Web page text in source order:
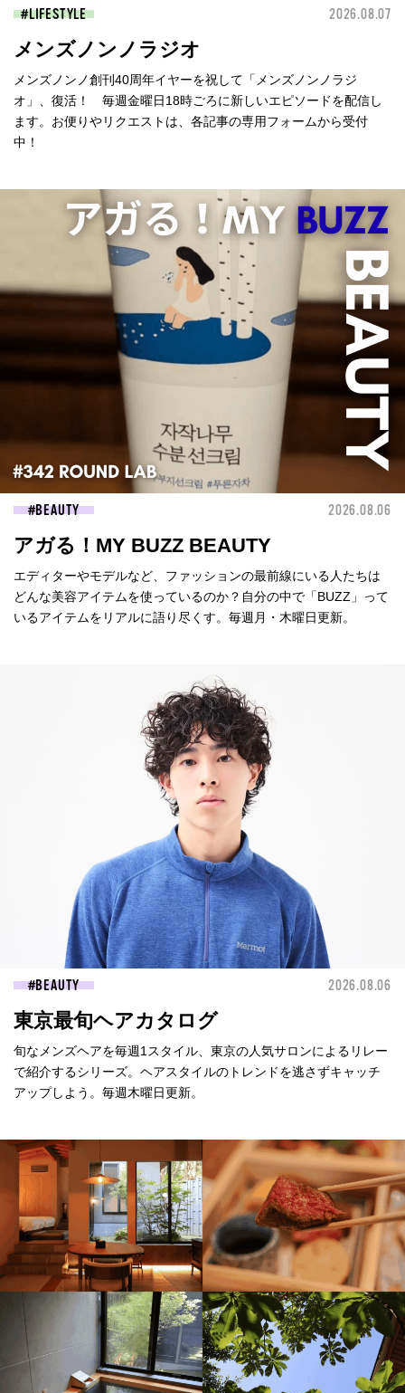
LIFESTYLE 2026.08.07
メンズノンノラジオ
メンズノンノ創刊40周年イヤーを祝して「メンズノンノラジ
オ」、復活！ 毎週金曜日18時ごろに新しいエピソードを配信し
ます。お便りやリクエストは、各記事の専用フォームから受付
中！
BEAUTY 2026.08.06
アガる！MY BUZZ BEAUTY
エディターやモデルなど、ファッションの最前線にいる人たちは
どんな美容アイテムを使っているのか？自分の中で「BUZZ」って
いるアイテムをリアルに語り尽くす。毎週月・木曜日更新。
BEAUTY 2026.08.06
東京最旬ヘアカタログ
旬なメンズヘアを毎週1スタイル、東京の人気サロンによるリレー
で紹介するシリーズ。ヘアスタイルのトレンドを逃さずキャッチ
アップしよう。毎週木曜日更新。